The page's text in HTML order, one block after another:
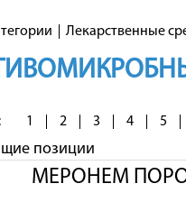
Лекарственные
1 2 3 4 5
позиции
МЕРОНЕМ